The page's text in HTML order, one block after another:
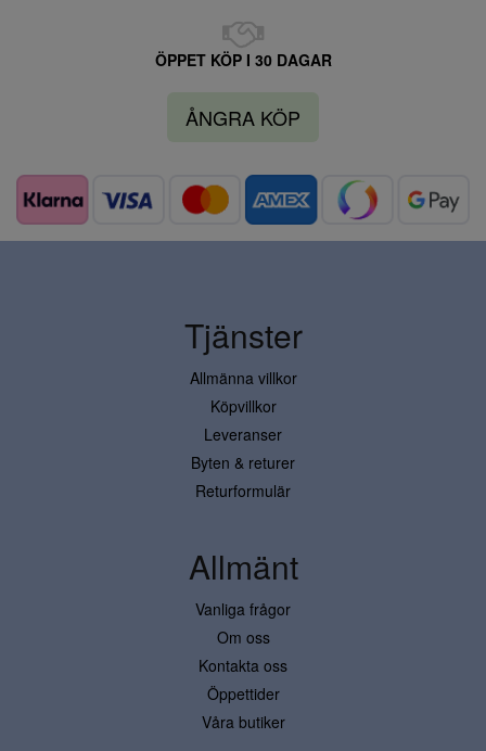
ÖPPET KÖP I 30 DAGAR
ÅNGRA KÖP
Tjänster
Allmänna villkor
Köpvillkor
Leveranser
Byten & returer
Returformulär
Allmänt
Vanliga frågor
Om oss
Kontakta oss
Öppettider
Våra butiker